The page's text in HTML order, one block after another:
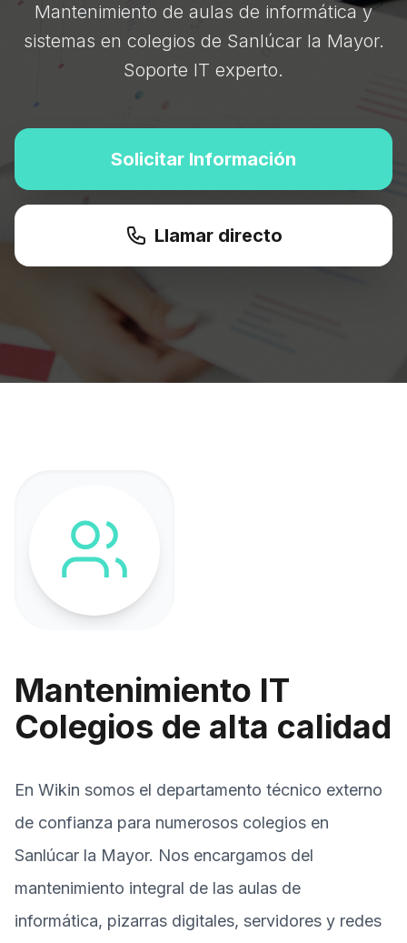
Mantenimiento de aulas de informática y
sistemas en colegios de Sanlúcar la Mayor.
Soporte IT experto.
Solicitar Información
Llamar directo
Mantenimiento IT
Colegios de alta calidad
En Wikin somos el departamento técnico externo
de confianza para numerosos colegios en
Sanlúcar la Mayor. Nos encargamos del
mantenimiento integral de las aulas de
informática, pizarras digitales, servidores y redes